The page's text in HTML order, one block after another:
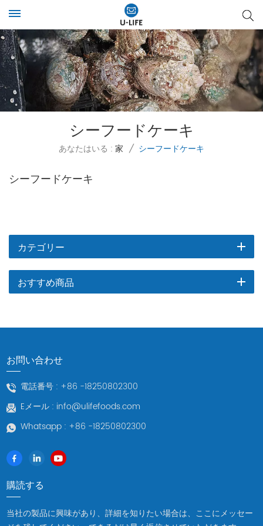
シーフードケーキ
あなたはいる : 家 / シーフードケーキ
シーフードケーキ
カテゴリー
おすすめ商品
お問い合わせ
電話番号 : +86 -18250802300
Eメール : info@ulifefoods.com
Whatsapp : +86 -18250802300
購読する
当社の製品に興味があり、詳細を知りたい場合は、ここにメッセー